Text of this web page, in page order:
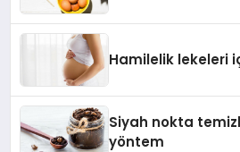
Hamilelik lekeleri
Siyah nokta
yöntem